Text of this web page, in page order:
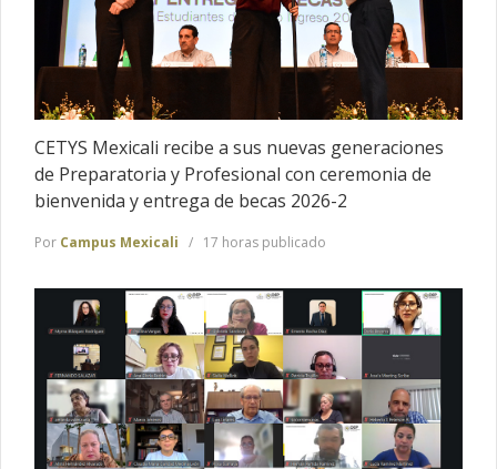
CETYS Mexicali recibe a sus nuevas generaciones
de Preparatoria y Profesional con ceremonia de
bienvenida y entrega de becas 2026-2
Por Campus Mexicali 17 horas publicado